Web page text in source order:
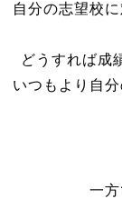
自分の志望校
どうすれば成
いつもより自
一